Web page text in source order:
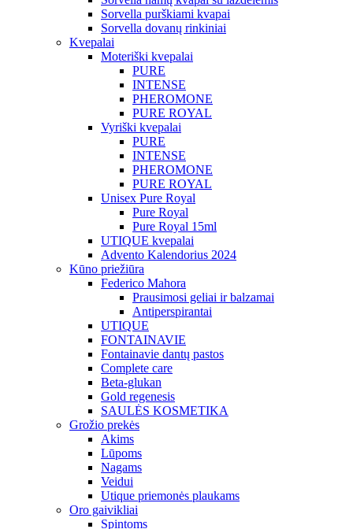
Sorvella purškiami kvapai
Sorvella dovanų rinkiniai
Kvepalai
Moteriški kvepalai
PURE
INTENSE
PHEROMONE
PURE ROYAL
Vyriški kvepalai
PURE
INTENSE
PHEROMONE
PURE ROYAL
Unisex Pure Royal
Pure Royal
Pure Royal 15ml
UTIQUE kvepalai
Advento Kalendorius 2024
Kūno priežiūra
Federico Mahora
Prausimosi geliai ir balzamai
Antiperspirantai
UTIQUE
FONTAINAVIE
Fontainavie dantų pastos
Complete care
Beta-glukan
Gold regenesis
SAULĖS KOSMETIKA
Grožio prekės
Akims
Lūpoms
Nagams
Veidui
Utique priemonės plaukams
Oro gaivikliai
Spintoms